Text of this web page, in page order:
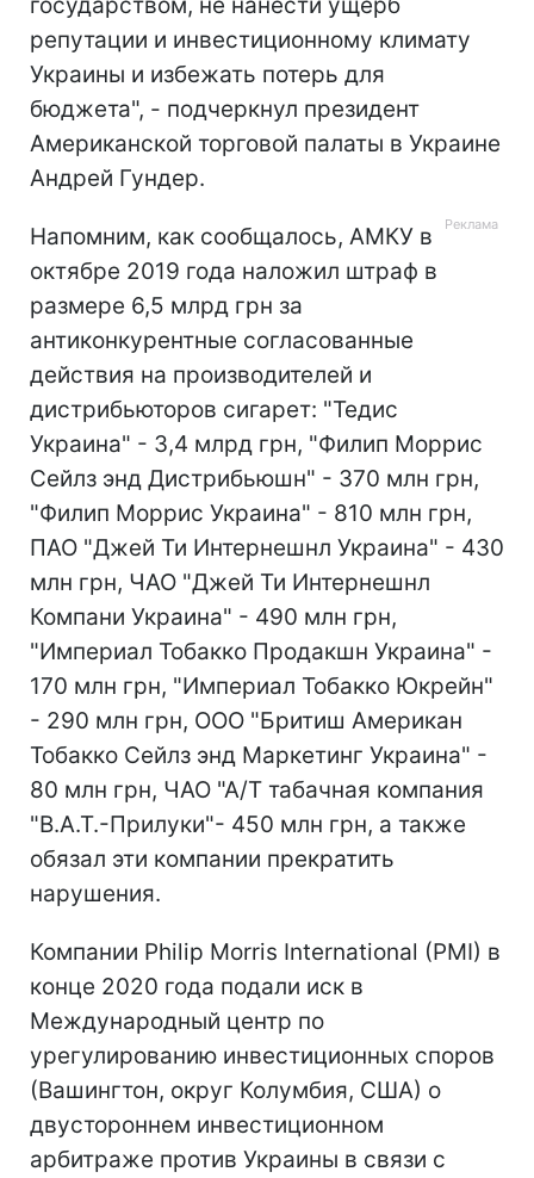
репутации и инвестиционному климату
Украины и избежать потерь для
бюджета", - подчеркнул президент
Американской торговой палаты в Украине
Андрей Гундер.
Напомним, как сообщалось, АМКУ в
октябре 2019 года наложил штраф в
размере 6,5 млрд грн за
антиконкурентные согласованные
действия на производителей и
дистрибьюторов сигарет: "Тедис
Украина" - 3,4 млрд грн, "Филип Моррис
Сейлз энд Дистрибьюшн" - 370 млн грн,
"Филип Моррис Украина" - 810 млн грн,
ПАО "Джей Ти Интернешнл Украина" - 430
млн грн, ЧАО "Джей Ти Интернешнл
Компани Украина" - 490 млн грн,
"Империал Тобакко Продакшн Украина" -
170 млн грн, "Империал Тобакко Юкрейн"
- 290 млн грн, ООО "Бритиш Американ
Тобакко Сейлз энд Маркетинг Украина" -
80 млн грн, ЧАО "А/Т табачная компания
"В.А.Т.-Прилуки"- 450 млн грн, а также
обязал эти компании прекратить
нарушения.
Компании Philip Morris International (PMI) в
конце 2020 года подали иск в
Международный центр по
урегулированию инвестиционных споров
(Вашингтон, округ Колумбия, США) о
двустороннем инвестиционном
арбитраже против Украины в связи с